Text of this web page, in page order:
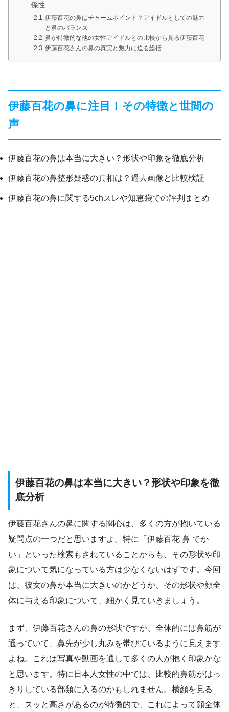
係性
伊藤百花の鼻はチャームポイント？アイドルとしての魅力
と鼻のバランス
鼻が特徴的な他の女性アイドルとの比較から見る伊藤百花
伊藤百花さんの鼻の真実と魅力に迫る総括
伊藤百花の鼻に注目！その特徴と世間の
声
伊藤百花の鼻は本当に大きい？形状や印象を徹底分析
伊藤百花の鼻整形疑惑の真相は？過去画像と比較検証
伊藤百花の鼻に関する5chスレや知恵袋での評判まとめ
伊藤百花の鼻は本当に大きい？形状や印象を徹
底分析
伊藤百花さんの鼻に関する関心は、多くの方が抱いている
疑問点の一つだと思いますよ。特に「伊藤百花 鼻 でか
い」といった検索もされていることからも、その形状や印
象について気になっている方は少なくないはずです。今回
は、彼女の鼻が本当に大きいのかどうか、その形状や顔全
体に与える印象について、細かく見ていきましょう。
まず、伊藤百花さんの鼻の形状ですが、全体的には鼻筋が
通っていて、鼻先が少し丸みを帯びているように見えます
よね。これは写真や動画を通して多くの人が抱く印象かな
と思います。特に日本人女性の中では、比較的鼻筋がはっ
きりしている部類に入るのかもしれません。横顔を見る
と、スッと高さがあるのが特徴的で、これによって顔全体